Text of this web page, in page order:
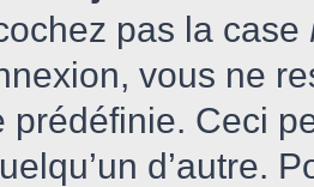
pas la case
vous ne
prédéfinie. Ceci
d’autre.